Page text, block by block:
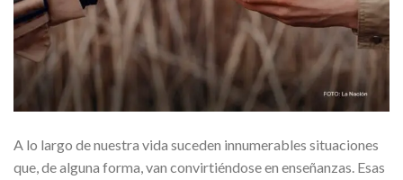
A lo largo de nuestra vida suceden innumerables situaciones
que, de alguna forma, van convirtiéndose en enseñanzas. Esas